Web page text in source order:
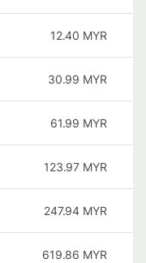
12.40 MYR
30.99 MYR
61.99 MYR
123.97 MYR
247.94 MYR
619.86 MYR